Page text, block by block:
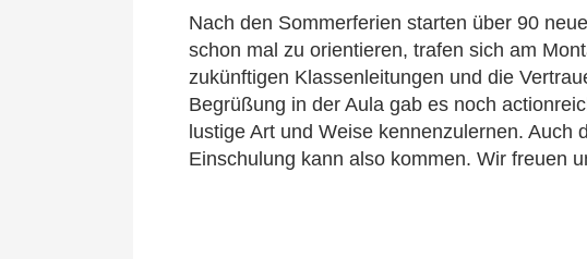
Nach den Sommerferien starten über 90
schon mal zu orientieren, trafen sich am
zukünftigen Klassenleitungen und die
Begrüßung in der Aula gab es noch
lustige Art und Weise kennenzulernen.
Einschulung kann also kommen. Wir freuen